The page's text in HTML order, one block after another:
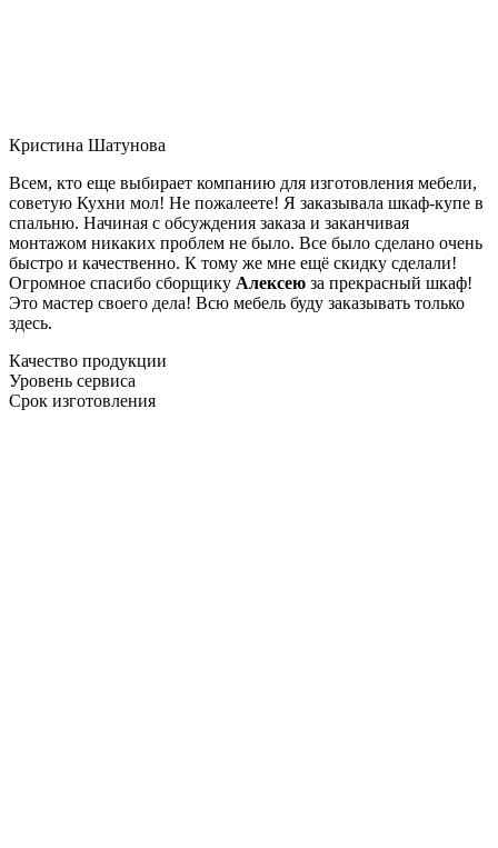
Кристина Шатунова
Всем, кто еще выбирает компанию для изготовления мебели,
советую Кухни мол! Не пожалеете! Я заказывала шкаф-купе в
спальню. Начиная с обсуждения заказа и заканчивая
монтажом никаких проблем не было. Все было сделано очень
быстро и качественно. К тому же мне ещё скидку сделали!
Огромное спасибо сборщику Алексею за прекрасный шкаф!
Это мастер своего дела! Всю мебель буду заказывать только
здесь.
Качество продукции
Уровень сервиса
Срок изготовления